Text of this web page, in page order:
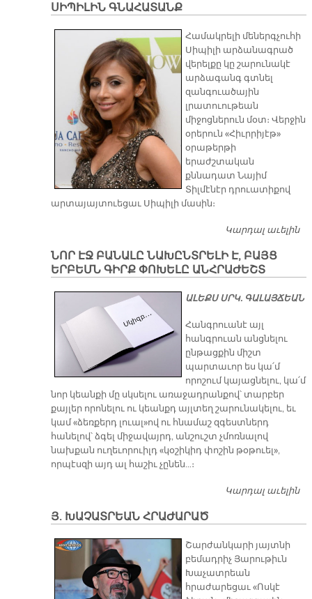
ՍԻՊԻԼԻՆ ԳՆԱՀԱՏԱՆՔ
Համակրելի մեներգչուհի
Սիպիլի արձանագրած
վերելքը կը շարունակէ
արձագանգ գտնել
զանգուածային
լրատուութեան
միջոցներուն մօտ։ Վերջին
օրերուն «Հիւրրիյէթ»
օրաթերթի
երաժշտական
քննադատ Նայիմ
Տիլմէնէր դրուատիքով
արտայայտուեցաւ Սիպիլի մասին։
Կարդալ աւելին
ՆՈՐ ԷՋ ԲԱՆԱԼԸ ՆԱԽԸՆՏՐԵԼԻ Է, ԲԱՅՑ
ԵՐԲԵՄՆ ԳԻՐՔ ՓՈԽԵԼԸ ԱՆՀՐԱԺԵՇՏ
ԱԼԵՔՍ ՍՐԿ. ԳԱԼԱՅՃԵԱՆ
Հանգրուանէ այլ
հանգրուան անցնելու
ընթացքին միշտ
պարտաւոր ես կա՛մ
որոշում կայացնելու, կա՛մ
նոր կեանքի մը սկսելու առաջադրանքով՝ տարբեր
քայլեր որոնելու ու կեանքդ այլտեղ շարունակելու, եւ
կամ «ձեռքերդ լուալ»ով ու հնամաշ զգեստներդ
հանելով՝ ձգել միջավայրդ, անշուշտ չմոռնալով
նախքան ուղեւորուիլդ «կօշիկիդ փոշին թօթուել»,
որպէսզի այդ ալ հաշիւ չընեն…։
Կարդալ աւելին
Յ. ԽԱՉԱՏՐԵԱՆ ՀՐԱԺԱՐԱԾ
Շարժանկարի յայտնի
բեմադրիչ Յարութիւն
Խաչատրեան
հրաժարեցաւ «Ոսկէ